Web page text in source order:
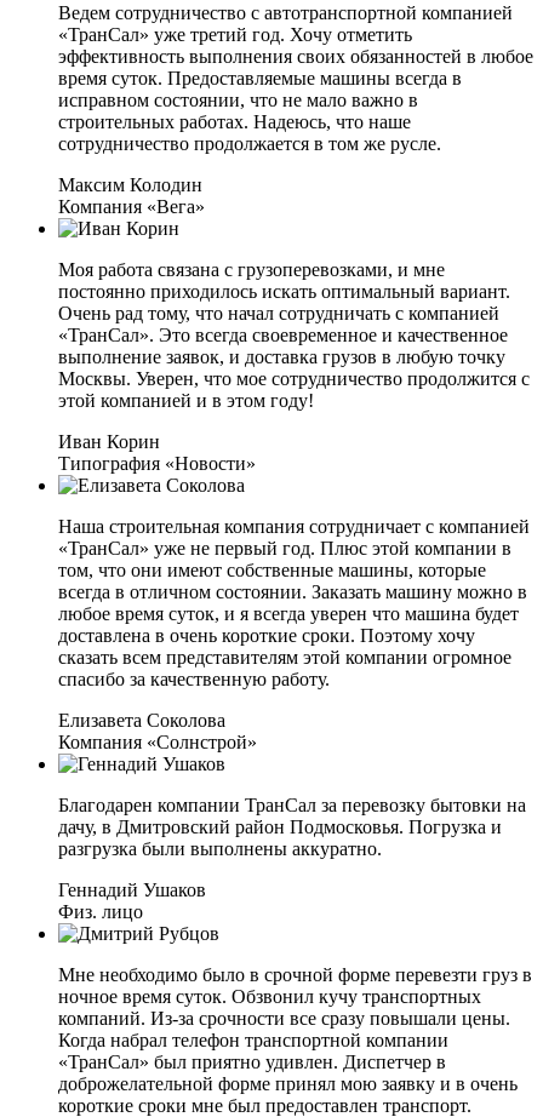
Ведем сотрудничество с автотранспортной компанией
«ТранСал» уже третий год. Хочу отметить
эффективность выполнения своих обязанностей в любое
время суток. Предоставляемые машины всегда в
исправном состоянии, что не мало важно в
строительных работах. Надеюсь, что наше
сотрудничество продолжается в том же русле.
Максим Колодин
Компания «Вега»
Моя работа связана с грузоперевозками, и мне
постоянно приходилось искать оптимальный вариант.
Очень рад тому, что начал сотрудничать с компанией
«ТранСал». Это всегда своевременное и качественное
выполнение заявок, и доставка грузов в любую точку
Москвы. Уверен, что мое сотрудничество продолжится с
этой компанией и в этом году!
Иван Корин
Типография «Новости»
Наша строительная компания сотрудничает с компанией
«ТранСал» уже не первый год. Плюс этой компании в
том, что они имеют собственные машины, которые
всегда в отличном состоянии. Заказать машину можно в
любое время суток, и я всегда уверен что машина будет
доставлена в очень короткие сроки. Поэтому хочу
сказать всем представителям этой компании огромное
спасибо за качественную работу.
Елизавета Соколова
Компания «Солнстрой»
Благодарен компании ТранСал за перевозку бытовки на
дачу, в Дмитровский район Подмосковья. Погрузка и
разгрузка были выполнены аккуратно.
Геннадий Ушаков
Физ. лицо
Мне необходимо было в срочной форме перевезти груз в
ночное время суток. Обзвонил кучу транспортных
компаний. Из-за срочности все сразу повышали цены.
Когда набрал телефон транспортной компании
«ТранСал» был приятно удивлен. Диспетчер в
доброжелательной форме принял мою заявку и в очень
короткие сроки мне был предоставлен транспорт.